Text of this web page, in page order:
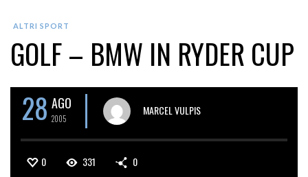
ALTRI SPORT
GOLF – BMW IN RYDER CUP
28 AGO
2005
MARCEL VULPIS
0 331 0